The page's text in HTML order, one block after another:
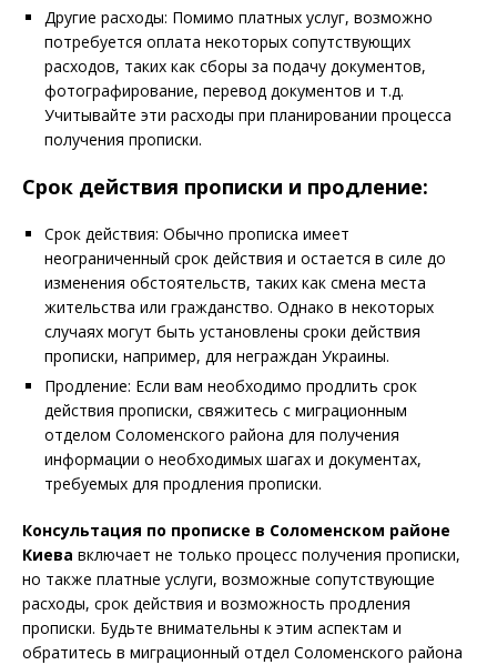
Другие расходы: Помимо платных услуг, возможно
потребуется оплата некоторых сопутствующих
расходов, таких как сборы за подачу документов,
фотографирование, перевод документов и т.д.
Учитывайте эти расходы при планировании процесса
получения прописки.
Срок действия прописки и продление:
Срок действия: Обычно прописка имеет
неограниченный срок действия и остается в силе до
изменения обстоятельств, таких как смена места
жительства или гражданство. Однако в некоторых
случаях могут быть установлены сроки действия
прописки, например, для неграждан Украины.
Продление: Если вам необходимо продлить срок
действия прописки, свяжитесь с миграционным
отделом Соломенского района для получения
информации о необходимых шагах и документах,
требуемых для продления прописки.
Консультация по прописке в Соломенском районе
Киева включает не только процесс получения прописки,
но также платные услуги, возможные сопутствующие
расходы, срок действия и возможность продления
прописки. Будьте внимательны к этим аспектам и
обратитесь в миграционный отдел Соломенского района